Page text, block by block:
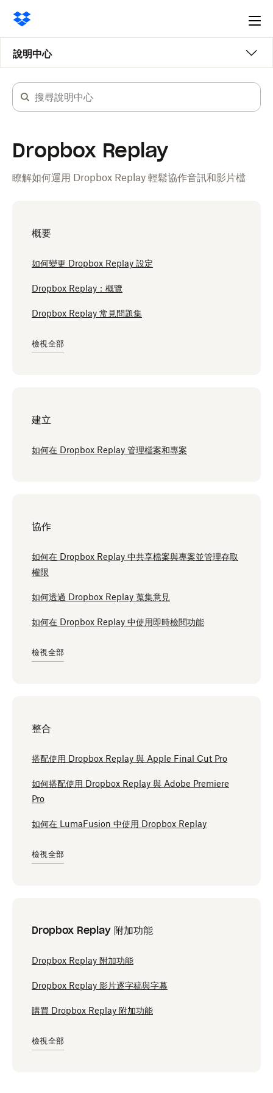
說明中心
Dropbox Replay
瞭解如何運用 Dropbox Replay 輕鬆協作音訊和影片檔
概要
如何變更 Dropbox Replay 設定
Dropbox Replay：概覽
Dropbox Replay 常見問題集
檢視全部
建立
如何在 Dropbox Replay 管理檔案和專案
協作
如何在 Dropbox Replay 中共享檔案與專案並管理存取
權限
如何透過 Dropbox Replay 蒐集意見
如何在 Dropbox Replay 中使用即時檢閱功能
檢視全部
整合
搭配使用 Dropbox Replay 與 Apple Final Cut Pro
如何搭配使用 Dropbox Replay 與 Adobe Premiere
Pro
如何在 LumaFusion 中使用 Dropbox Replay
檢視全部
Dropbox Replay 附加功能
Dropbox Replay 附加功能
Dropbox Replay 影片逐字稿與字幕
購買 Dropbox Replay 附加功能
檢視全部